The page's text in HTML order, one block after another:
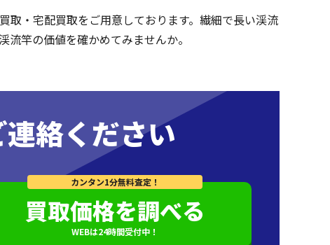
取・宅配買取をご用意しております。繊細で長い渓流
流竿の価値を確かめてみませんか。
絡ください
カンタン1分無料査定！
買取価格を調べる
WEBは24時間受付中！